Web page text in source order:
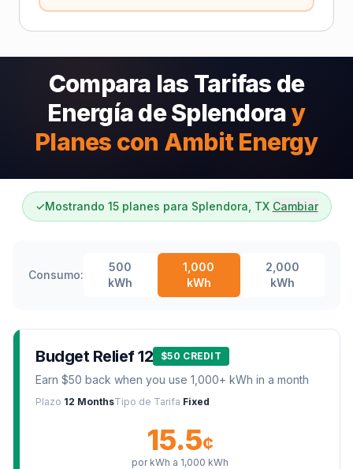
Compara las Tarifas de
Energía de Splendoray
Planes con Ambit Energy
✓Mostrando 15 planes para Splendora, TX Cambiar
Consumo:
500
kWh
1,000
kWh
2,000
kWh
Budget Relief 12 $50 CREDIT
Earn $50 back when you use 1,000+ kWh in a month
Plazo 12 MonthsTipo de Tarifa Fixed
15.5¢
por kWh a 1,000 kWh